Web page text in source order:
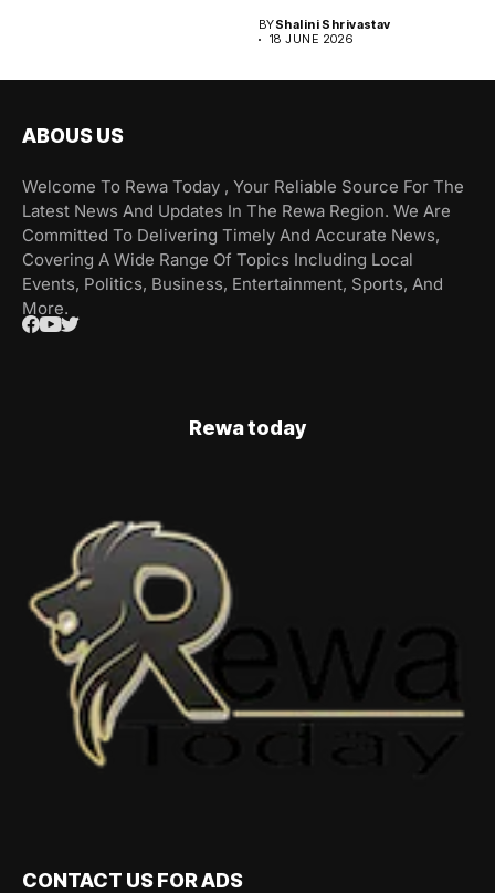
BYShalini Shrivastav
18 JUNE 2026
ABOUS US
Welcome To Rewa Today , Your Reliable Source For The
Latest News And Updates In The Rewa Region. We Are
Committed To Delivering Timely And Accurate News,
Covering A Wide Range Of Topics Including Local
Events, Politics, Business, Entertainment, Sports, And
More.
Rewa today
CONTACT US FOR ADS